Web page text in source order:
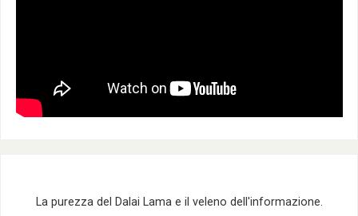
La purezza del Dalai Lama e il veleno dell'informazione.